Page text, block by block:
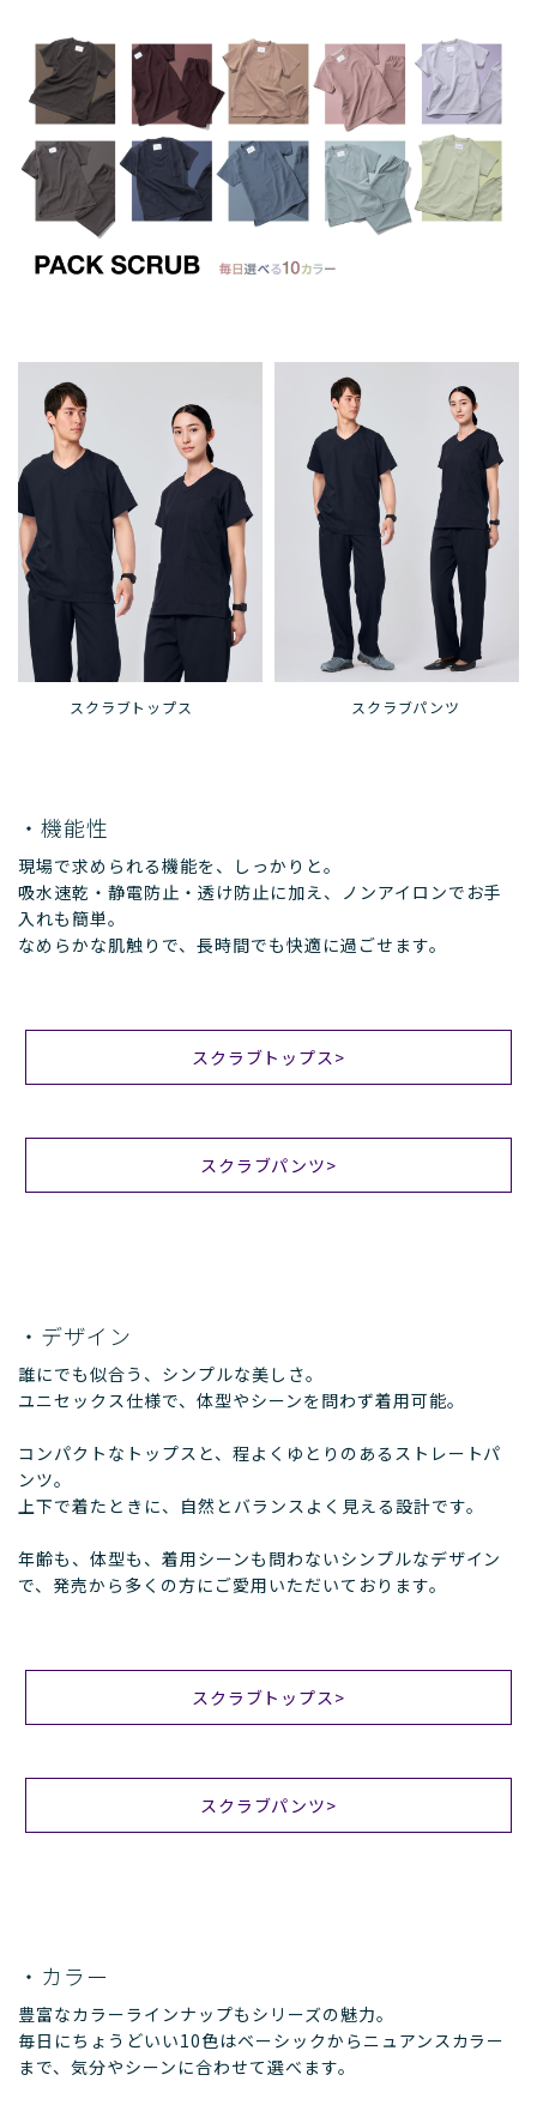
スクラブトップス スクラブパンツ
・機能性
現場で求められる機能を、しっかりと。
吸水速乾・静電防止・透け防止に加え、ノンアイロンでお手
入れも簡単。
なめらかな肌触りで、長時間でも快適に過ごせます。
スクラブトップス>
スクラブパンツ>
・デザイン
誰にでも似合う、シンプルな美しさ。
ユニセックス仕様で、体型やシーンを問わず着用可能。
コンパクトなトップスと、程よくゆとりのあるストレートパ
ンツ。
上下で着たときに、自然とバランスよく見える設計です。
年齢も、体型も、着用シーンも問わないシンプルなデザイン
で、発売から多くの方にご愛用いただいております。
スクラブトップス>
スクラブパンツ>
・カラー
豊富なカラーラインナップもシリーズの魅力。
毎日にちょうどいい10色はベーシックからニュアンスカラー
まで、気分やシーンに合わせて選べます。